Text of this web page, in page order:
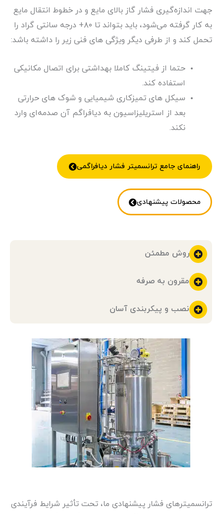
جهت اندازه‌گیری فشار گاز بالای مایع و در خطوط انتقال مایع
به کار گرفته می‌شود، باید بتواند تا ۸۰+ درجه سانتی گراد را
تحمل کند و از طرفی دیگر ویژگی های فنی زیر را داشته باشد:
حتما از فیتینگ کاملا بهداشتی برای اتصال مکانیکی
استفاده کند.
سیکل های تمیزکاری شیمیایی و شوک های حرارتی
بعد از استریلیزاسیون به دیافراگم آن صدمه‌ای وارد
نکند.
راهنمای جامع ترانسمیتر فشار دیافراگمی
محصولات پیشنهادی
روش مطمئن
مقرون به صرفه
نصب و پیکربندی آسان
ترانسمیترهای فشار پیشنهادی ما، تحت تأثیر شرایط فرآیندی